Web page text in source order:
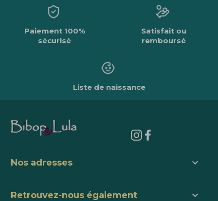
Paiement 100%
sécurisé
Satisfait ou
remboursé
Liste de naissance
Nos adresses keyboard_arrow_down
Retrouvez-nous également keyboard_arrow_down